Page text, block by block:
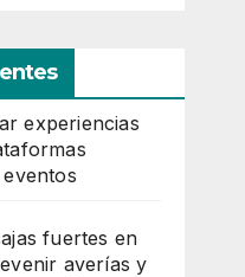
experiencias
fuertes en
averías y